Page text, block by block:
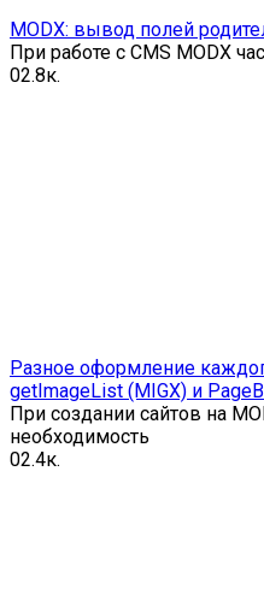
MODX: вывод полей
При работе с CMS MODX
02.8к.
Разное оформление
getImageList (MIGX) и
При создании сайтов на
необходимость
02.4к.